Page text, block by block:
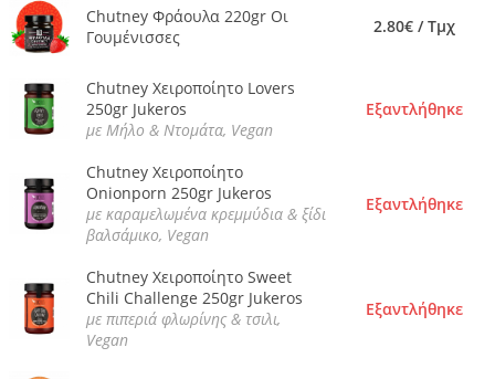
Chutney Φράουλα 220gr Οι
Γουμένισσες
2.80€ / Τμχ
Chutney Χειροποίητο Lovers
250gr Jukeros
με Μήλο & Ντομάτα, Vegan
Εξαντλήθηκε
Chutney Χειροποίητο
Onionporn 250gr Jukeros
με καραμελωμένα κρεμμύδια & ξίδι
βαλσάμικο, Vegan
Εξαντλήθηκε
Chutney Χειροποίητο Sweet
Chili Challenge 250gr Jukeros
με πιπεριά φλωρίνης & τσιλι,
Vegan
Εξαντλήθηκε